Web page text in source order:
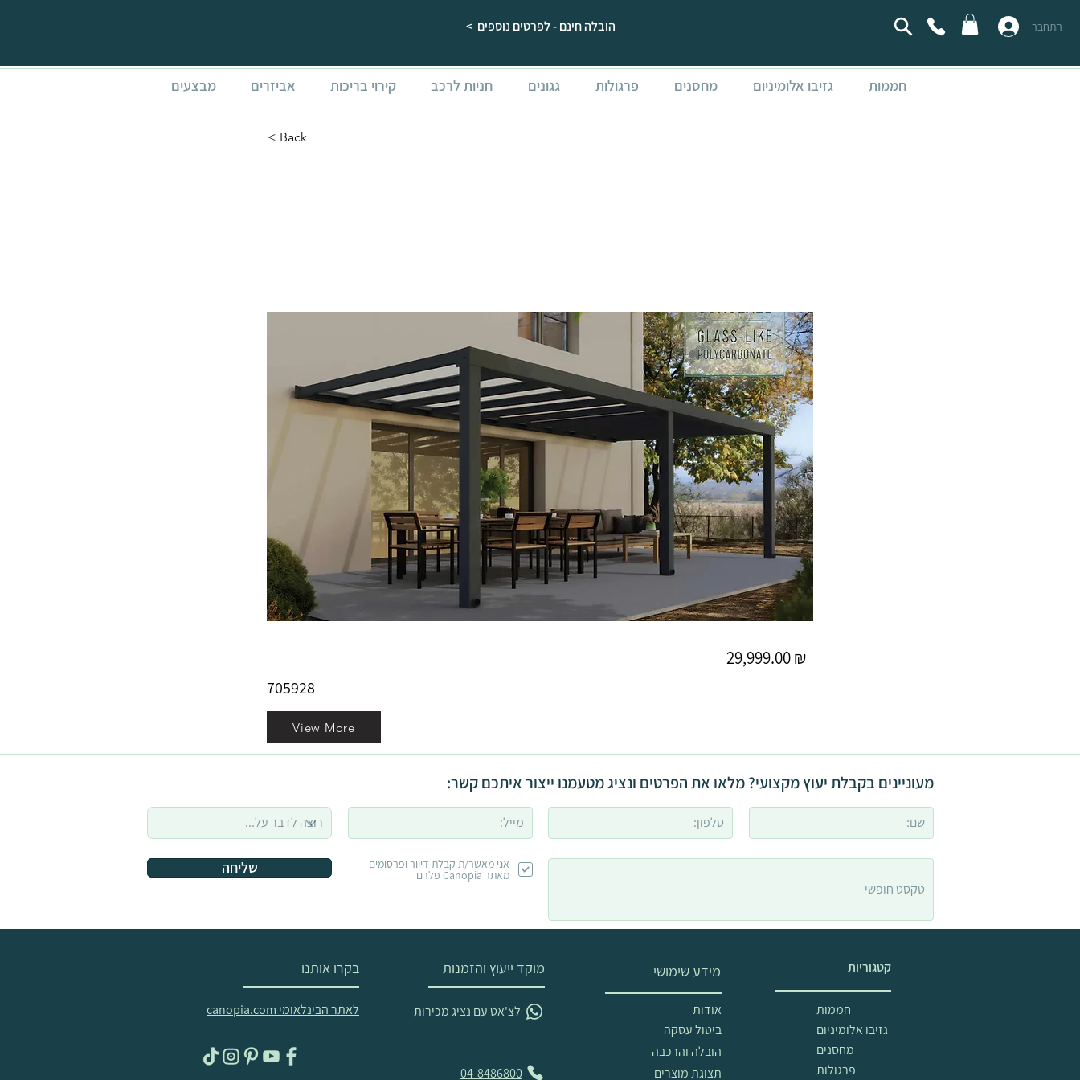
הובלה חינם - לפרטים נוספים > התחבר
חממות גזיבו אלומיניום מחסנים פרגולות גגונים חניות לרכב קירוי בריכות אביזרים מבצעים
< Back
705928
29,999.00 ₪
View More
מעוניינים בקבלת יעוץ מקצועי? מלאו את הפרטים ונציג מטעמנו ייצור איתכם קשר:
שליחה אני מאשר/ת קבלת דיוור ופרסומים
מאתר Canopia פלרם
בקרו אותנו
לאתר הבינלאומי canopia.com
מוקד ייעוץ והזמנות
לצ'אט עם נציג מכירות
04-8486800
מידע שימושי
אודות
ביטול עסקה
הובלה והרכבה
תצוגת מוצרים
קטגוריות
חממות
גזיבו אלומיניום
מחסנים
פרגולות